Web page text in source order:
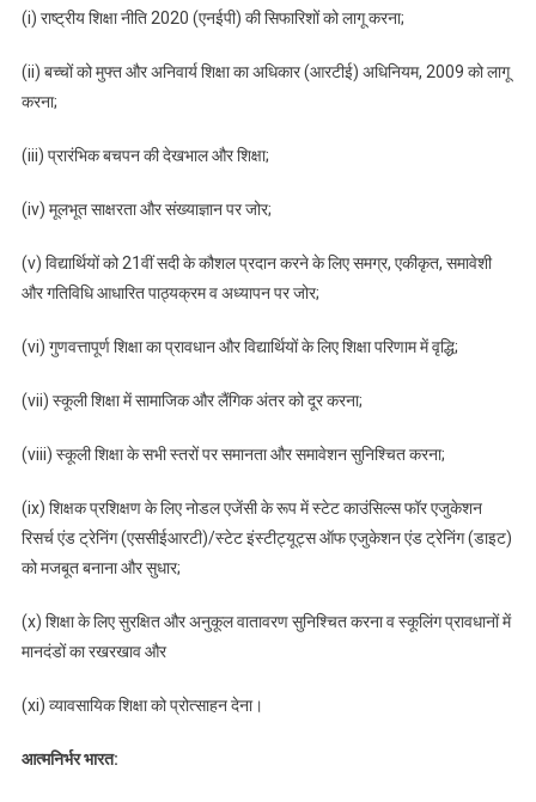
(i) राष्ट्रीय शिक्षा नीति 2020 (एनईपी) की सिफारिशों को लागू करना;
(ii) बच्चों को मुफ्त और अनिवार्य शिक्षा का अधिकार (आरटीई) अधिनियम, 2009 को लागू
करना;
(iii) प्रारंभिक बचपन की देखभाल और शिक्षा;
(iv) मूलभूत साक्षरता और संख्याज्ञान पर जोर;
(v) विद्यार्थियों को 21वीं सदी के कौशल प्रदान करने के लिए समग्र, एकीकृत, समावेशी
और गतिविधि आधारित पाठ्यक्रम व अध्यापन पर जोर;
(vi) गुणवत्तापूर्ण शिक्षा का प्रावधान और विद्यार्थियों के लिए शिक्षा परिणाम में वृद्धि;
(vii) स्कूली शिक्षा में सामाजिक और लैंगिक अंतर को दूर करना;
(viii) स्कूली शिक्षा के सभी स्तरों पर समानता और समावेशन सुनिश्चित करना;
(ix) शिक्षक प्रशिक्षण के लिए नोडल एजेंसी के रूप में स्टेट काउंसिल्स फॉर एजुकेशन
रिसर्च एंड ट्रेनिंग (एससीईआरटी)/स्टेट इंस्टीट्यूट्स ऑफ एजुकेशन एंड ट्रेनिंग (डाइट)
को मजबूत बनाना और सुधार;
(x) शिक्षा के लिए सुरक्षित और अनुकूल वातावरण सुनिश्चित करना व स्कूलिंग प्रावधानों में
मानदंडों का रखरखाव और
(xi) व्यावसायिक शिक्षा को प्रोत्साहन देना।
आत्मनिर्भर भारत: